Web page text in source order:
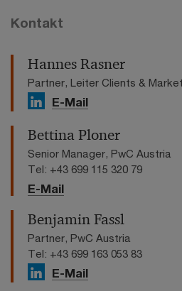
Kontakt
Hannes Rasner
Partner, Leiter Clients &
E-Mail
Bettina Ploner
Senior Manager, PwC Austria
Tel: +43 699 115 320 79
E-Mail
Benjamin Fassl
Partner, PwC Austria
Tel: +43 699 163 053 83
E-Mail